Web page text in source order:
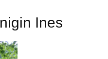
Ines